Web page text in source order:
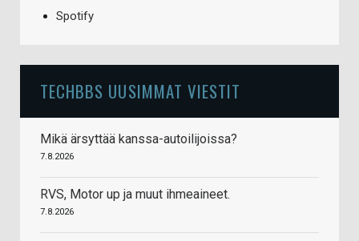
Spotify
TECHBBS UUSIMMAT VIESTIT
Mikä ärsyttää kanssa-autoilijoissa?
7.8.2026
RVS, Motor up ja muut ihmeaineet.
7.8.2026